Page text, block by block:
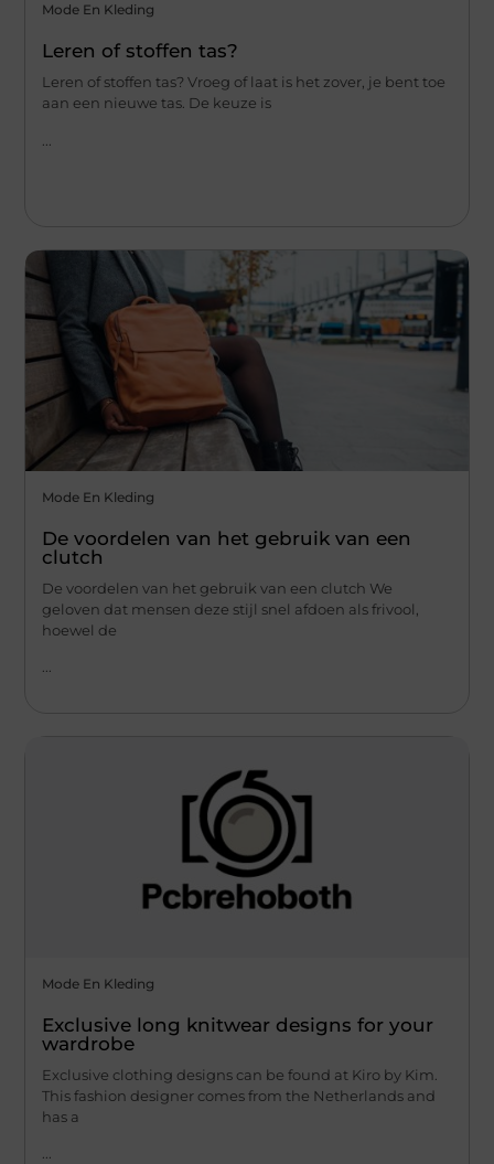
Mode En Kleding
Leren of stoffen tas?
Leren of stoffen tas? Vroeg of laat is het zover, je bent toe
aan een nieuwe tas. De keuze is
Mode En Kleding
De voordelen van het gebruik van een
clutch
De voordelen van het gebruik van een clutch We
geloven dat mensen deze stijl snel afdoen als frivool,
hoewel de
Mode En Kleding
Exclusive long knitwear designs for your
wardrobe
Exclusive clothing designs can be found at Kiro by Kim.
This fashion designer comes from the Netherlands and
has a
...